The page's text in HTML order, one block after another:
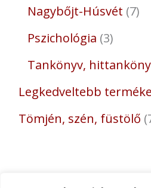
Nagybőjt-Húsvét 7
Pszichológia 3
Tankönyv,
Legkedveltebb
Tömjén, szén, füstölő